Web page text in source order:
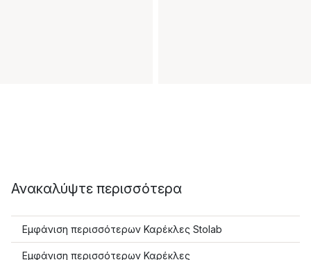
Ανακαλύψτε περισσότερα
Εμφάνιση περισσότερων Καρέκλες Stolab
Εμφάνιση περισσότερων Καρέκλες